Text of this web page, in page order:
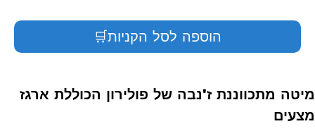
הוספה לסל הקניות🛒
מיטה מתכווננת ז'נבה של פולירון הכוללת ארגז
מצעים